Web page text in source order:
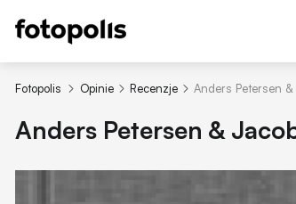
Fotopolis Opinie Recenzje Anders Petersen &
Anders Petersen &